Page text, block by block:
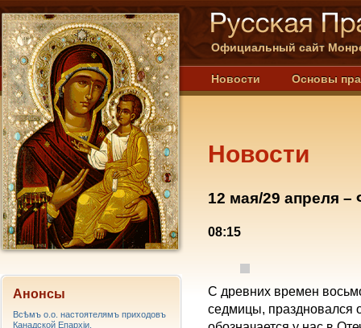
Официальный сайт
Новости Основы
Новости
12 мая/29 апреля
08:15
С древних времен
седмицы, праздновался
Анонсы
Всѣмъ о.о. настоятелямъ приходовъ
Канадской Епархiи.